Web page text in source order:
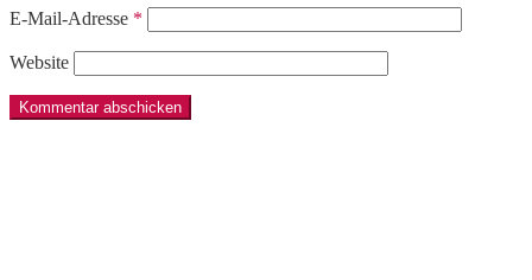
E-Mail-Adresse *
Website